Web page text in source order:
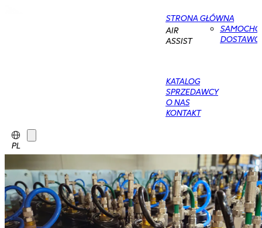
STRONA GŁÓWNA
AIR
ASSIST
KATALOG
SPRZEDAWCY
O NAS
KONTAKT
PL